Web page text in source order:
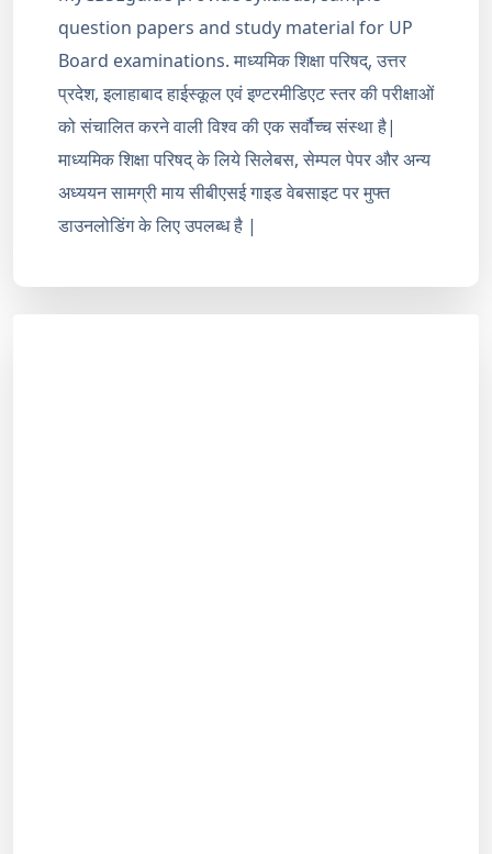
question papers and study material for UP
Board examinations. माध्यमिक शिक्षा परिषद्, उत्तर
प्रदेश, इलाहाबाद हाईस्कूल एवं इण्टरमीडिएट स्तर की परीक्षाओं
को संचालित करने वाली विश्व की एक सर्वौच्च संस्था है|
माध्यमिक शिक्षा परिषद् के लिये सिलेबस, सेम्पल पेपर और अन्य
अध्ययन सामग्री माय सीबीएसई गाइड वेबसाइट पर मुफ्त
डाउनलोडिंग के लिए उपलब्ध है |